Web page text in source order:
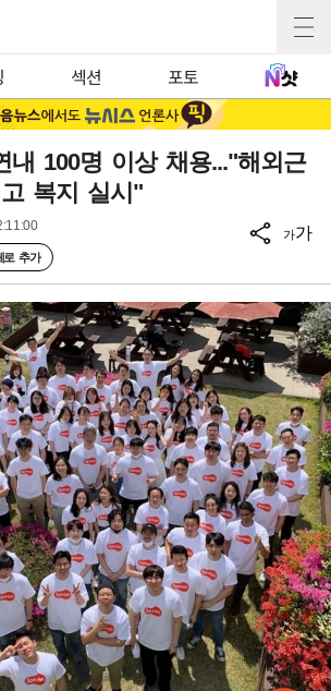
섹션 포토
내 100명 이상 채용..."해외근
복지 실시"
로 추가
가가